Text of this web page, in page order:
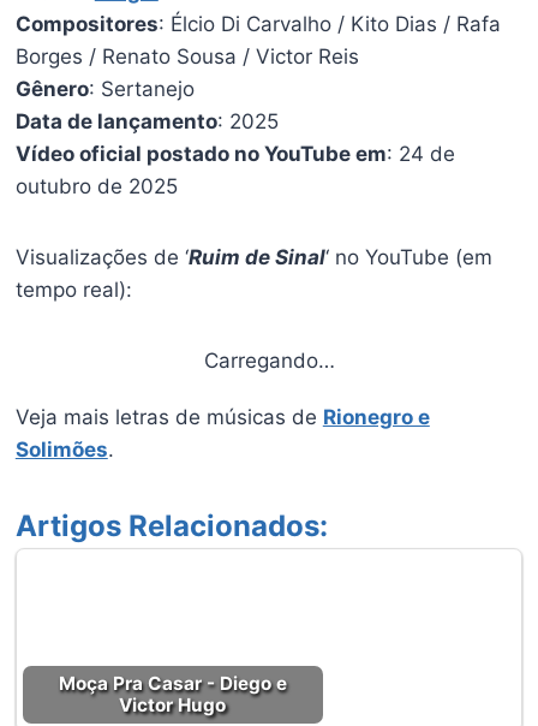
Compositores: Élcio Di Carvalho / Kito Dias / Rafa
Borges / Renato Sousa / Victor Reis
Gênero: Sertanejo
Data de lançamento: 2025
Vídeo oficial postado no YouTube em: 24 de
outubro de 2025
Visualizações de ‘Ruim de Sinal‘ no YouTube (em
tempo real):
Carregando…
Veja mais letras de músicas de Rionegro e
Solimões.
Artigos Relacionados:
Moça Pra Casar - Diego e
Victor Hugo